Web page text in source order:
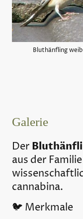
Bluthänfling
Galerie
Der
aus der
cannabina.
🐦 Merkmale